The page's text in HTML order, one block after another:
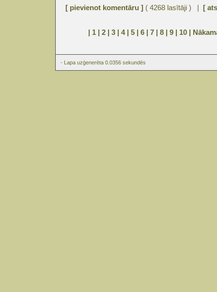
[ pievienot komentāru ] ( 4268 lasītāji ) | [
| 1 | 2| 3| 4| 5| 6| 7| 8| 9| 10|
- Lapa uzģenerēta 0.0356 sekundēs